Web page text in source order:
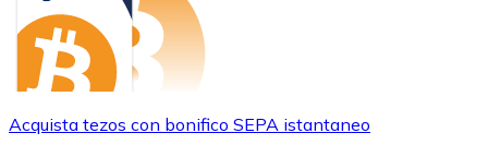
Acquista tezos con bonifico SEPA istantaneo